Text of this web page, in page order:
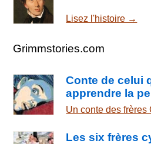
Lisez l'histoire →
Grimmstories.com
Conte de celui
apprendre la
Un conte des frères
Les six frères